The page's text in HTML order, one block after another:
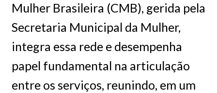
Mulher Brasileira (CMB), gerida pela
Secretaria Municipal da Mulher,
integra essa rede e desempenha
papel fundamental na articulação
entre os serviços, reunindo, em um